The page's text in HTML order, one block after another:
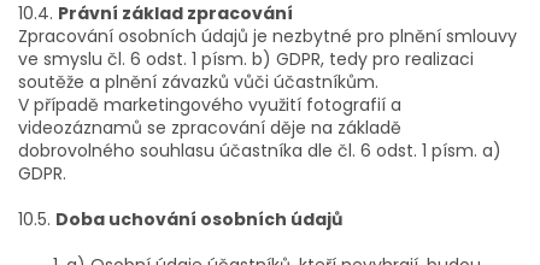
10.4. Právní základ zpracování
Zpracování osobních údajů je nezbytné pro plnění smlouvy
ve smyslu čl. 6 odst. 1 písm. b) GDPR, tedy pro realizaci
soutěže a plnění závazků vůči účastníkům.
V případě marketingového využití fotografií a
videozáznamů se zpracování děje na základě
dobrovolného souhlasu účastníka dle čl. 6 odst. 1 písm. a)
GDPR.
10.5. Doba uchování osobních údajů